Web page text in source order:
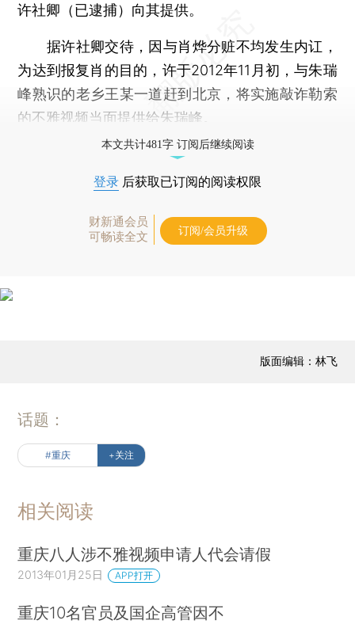
许社卿（已逮捕）向其提供。
据许社卿交待，因与肖烨分赃不均发生内讧，
为达到报复肖的目的，许于2012年11月初，与朱瑞
峰熟识的老乡王某一道赶到北京，将实施敲诈勒索
的不雅视频当面提供给朱瑞峰。
本文共计481字 订阅后继续阅读
登录 后获取已订阅的阅读权限
财新通会员
可畅读全文
订阅/会员升级
版面编辑：林飞
话题：
#重庆 +关注
相关阅读
重庆八人涉不雅视频申请人代会请假
2013年01月25日 APP打开
重庆10名官员及国企高管因不